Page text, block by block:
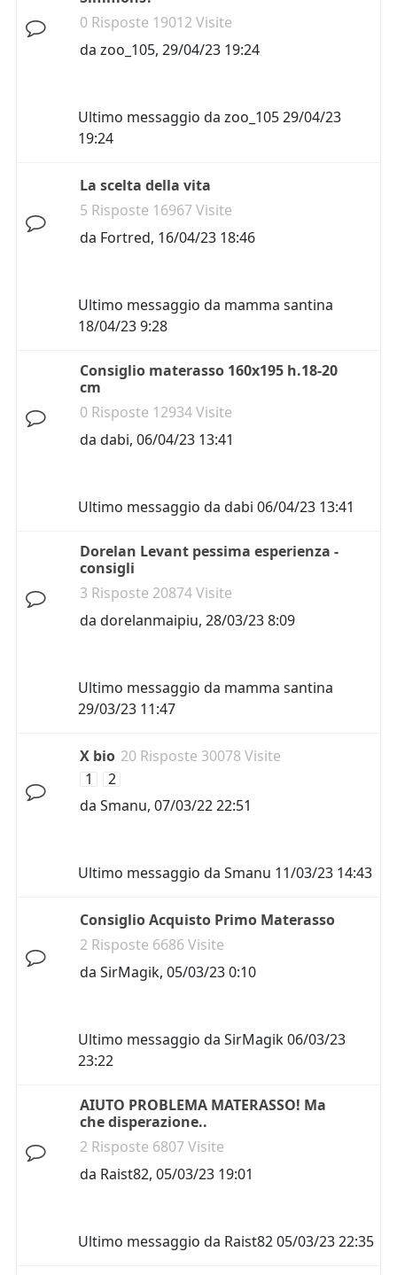
0 Risposte 19012 Visite
da zoo_105, 29/04/23 19:24
Ultimo messaggio da zoo_10529/04/23
19:24
La scelta della vita
5 Risposte 16967 Visite
da Fortred, 16/04/23 18:46
Ultimo messaggio da mamma santina
18/04/23 9:28
Consiglio materasso 160x195 h.18-20
cm
0 Risposte 12934 Visite
da dabi, 06/04/23 13:41
Ultimo messaggio da dabi 06/04/23 13:41
Dorelan Levant pessima esperienza -
consigli
3 Risposte 20874 Visite
da dorelanmaipiu, 28/03/23 8:09
Ultimo messaggio da mamma santina
29/03/23 11:47
X bio 20 Risposte 30078 Visite
1
2
da Smanu, 07/03/22 22:51
Ultimo messaggio da Smanu 11/03/23 14:43
Consiglio Acquisto Primo Materasso
2 Risposte 6686 Visite
da SirMagik, 05/03/23 0:10
Ultimo messaggio da SirMagik06/03/23
23:22
AIUTO PROBLEMA MATERASSO! Ma
che disperazione..
2 Risposte 6807 Visite
da Raist82, 05/03/23 19:01
Ultimo messaggio da Raist8205/03/23 22:35